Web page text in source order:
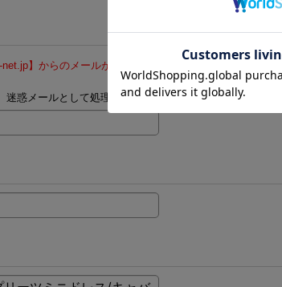
】からのメールが受け取れるよう追加設定をお願いい
惑メールとして処理される可能性がございます。フリー